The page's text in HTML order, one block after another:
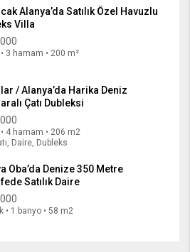
Alanya’da Satılık Özel Havuzlu
Villa
3 hamam • 200 m²
/ Alanya’da Harika Deniz
Çatı Dubleksi
4 hamam • 206 m2
Daire, Dubleks
Oba’da Denize 350 Metre
Satılık Daire
• 1 banyo • 58 m2